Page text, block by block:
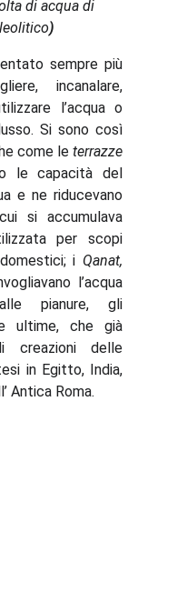
di acqua di
)
sempre più
incanalare,
l’acqua o
Si sono così
come leterrazze
le capacità del
e ne riducevano
si accumulava
per scopi
i Qanat,
l’acqua
pianure, gli
ultime, che già
creazioni delle
in Egitto, India,
Antica Roma.